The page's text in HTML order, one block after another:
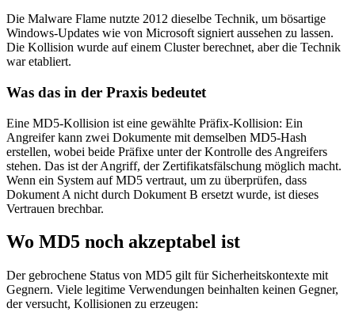
Die Malware Flame nutzte 2012 dieselbe Technik, um bösartige
Windows-Updates wie von Microsoft signiert aussehen zu lassen.
Die Kollision wurde auf einem Cluster berechnet, aber die Technik
war etabliert.
Was das in der Praxis bedeutet
Eine MD5-Kollision ist eine gewählte Präfix-Kollision: Ein
Angreifer kann zwei Dokumente mit demselben MD5-Hash
erstellen, wobei beide Präfixe unter der Kontrolle des Angreifers
stehen. Das ist der Angriff, der Zertifikatsfälschung möglich macht.
Wenn ein System auf MD5 vertraut, um zu überprüfen, dass
Dokument A nicht durch Dokument B ersetzt wurde, ist dieses
Vertrauen brechbar.
Wo MD5 noch akzeptabel ist
Der gebrochene Status von MD5 gilt für Sicherheitskontexte mit
Gegnern. Viele legitime Verwendungen beinhalten keinen Gegner,
der versucht, Kollisionen zu erzeugen: